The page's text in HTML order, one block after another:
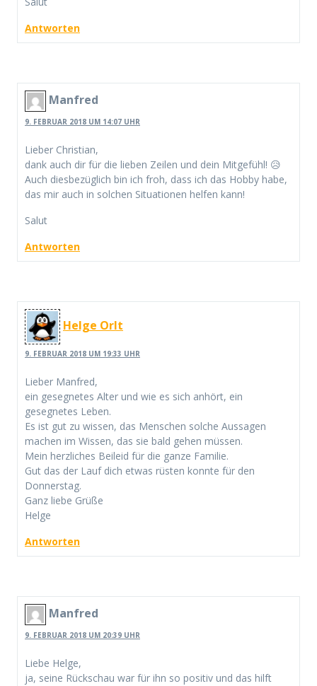
Antworten
Manfred
9. FEBRUAR 2018 UM 14:07 UHR
Lieber Christian,
dank auch dir für die lieben Zeilen und dein Mitgefühl! 😥
Auch diesbezüglich bin ich froh, dass ich das Hobby habe,
das mir auch in solchen Situationen helfen kann!
Salut
Antworten
Helge Orlt
9. FEBRUAR 2018 UM 19:33 UHR
Lieber Manfred,
ein gesegnetes Alter und wie es sich anhört, ein
gesegnetes Leben.
Es ist gut zu wissen, das Menschen solche Aussagen
machen im Wissen, das sie bald gehen müssen.
Mein herzliches Beileid für die ganze Familie.
Gut das der Lauf dich etwas rüsten konnte für den
Donnerstag.
Ganz liebe Grüße
Helge
Antworten
Manfred
9. FEBRUAR 2018 UM 20:39 UHR
Liebe Helge,
ja, seine Rückschau war für ihn so positiv und das hilft